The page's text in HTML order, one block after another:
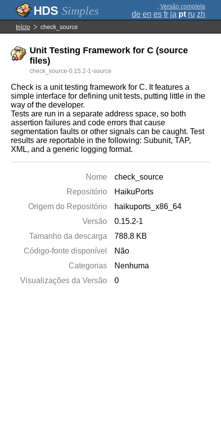
Simples ; Versão completa
de en es fr ja pt ru zh
Início check_source
Unit Testing Framework for C (source
files)
check_source-0.15.2-1-source
Check is a unit testing framework for C. It features a
simple interface for defining unit tests, putting little in the
way of the developer.
Tests are run in a separate address space, so both
assertion failures and code errors that cause
segmentation faults or other signals can be caught. Test
results are reportable in the following: Subunit, TAP,
XML, and a generic logging format.
Nome
check_source
Repositório
HaikuPorts
Origem do Repositório
haikuports_x86_64
Versão
0.15.2-1
Tamanho da descarga
788.8 KB
Código-fonte disponível
Não
Categorias
Nenhuma
Visualizações da Versão
0